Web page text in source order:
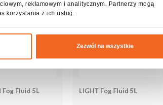
reklamowym i analitycznym. Partnerzy mogą
korzystania z ich usług.
Zezwól na wszystkie
Fog Fluid 5L LIGHT Fog Fluid 5L